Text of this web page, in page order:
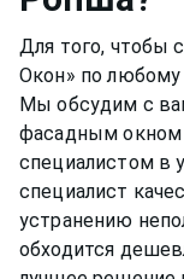
Для того, чтобы
Окон» по любому
Мы обсудим с
фасадным окном
специалистом в
специалист
устранению
обходится